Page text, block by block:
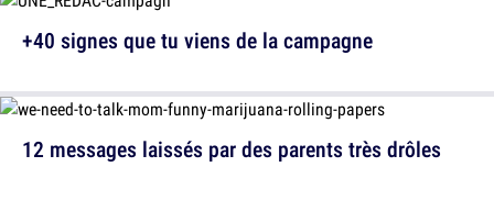
12 messages laissés par des parents très drôles
+40 signes que tu viens de la campagne